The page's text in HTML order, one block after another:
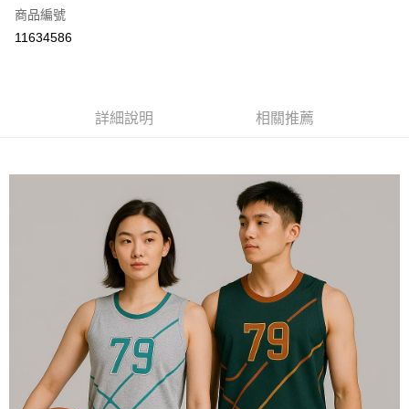
運送方式
商品編號
11634586
詳細說明 相關推薦